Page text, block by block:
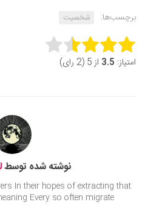
برچسب‌ها:
شخصیت
Rate this item:
امتیاز: 3.5 از 5 (2 رای)
نوشته شده توسط
In their hopes of extracting that
Every so often migrate...